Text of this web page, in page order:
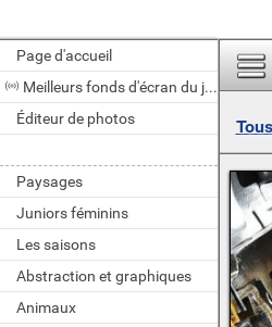
Page d'accueil
Meilleurs fonds d'écran du jour
Éditeur de photos
Paysages
Juniors féminins
Les saisons
Abstraction et graphiques
Animaux